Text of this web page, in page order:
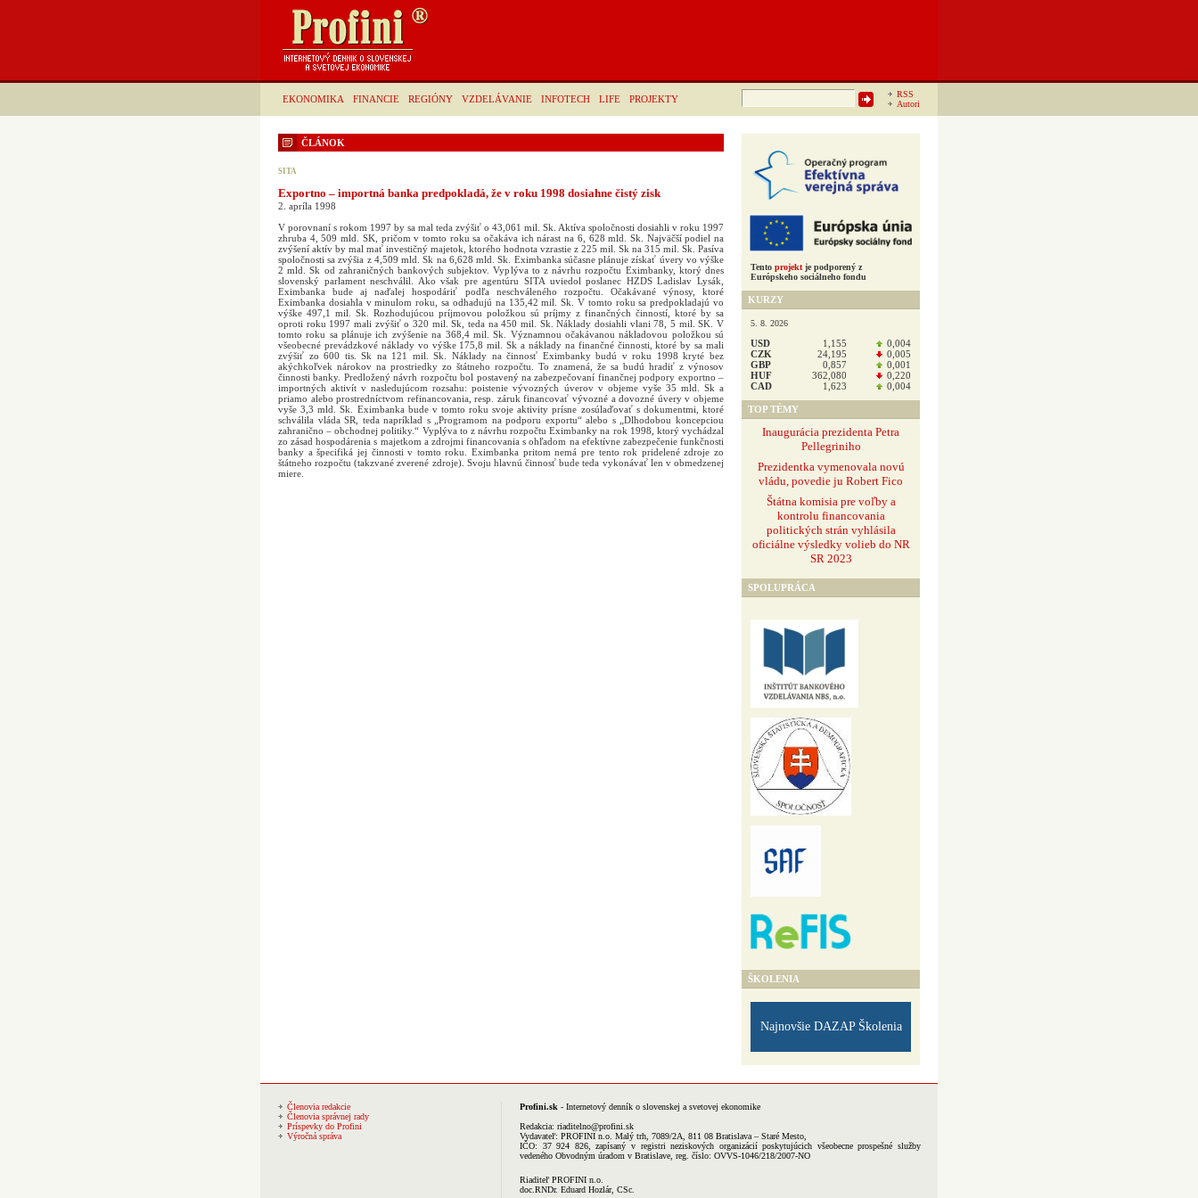
EKONOMIKA FINANCIE REGIÓNY VZDELÁVANIE INFOTECH LIFE PROJEKTY
RSS
Autori
Hľadať:
ČLÁNOK
SITA
Exportno – importná banka predpokladá, že v roku 1998 dosiahne čistý zisk
2. apríla 1998
V porovnaní s rokom 1997 by sa mal teda zvýšiť o 43,061 mil. Sk. Aktíva spoločnosti dosiahli v roku 1997
zhruba 4, 509 mld. SK, pričom v tomto roku sa očakáva ich nárast na 6, 628 mld. Sk. Najväčší podiel na
zvýšení aktív by mal mať investičný majetok, ktorého hodnota vzrastie z 225 mil. Sk na 315 mil. Sk. Pasíva
spoločnosti sa zvýšia z 4,509 mld. Sk na 6,628 mld. Sk. Eximbanka súčasne plánuje získať úvery vo výške
2 mld. Sk od zahraničných bankových subjektov. Vyplýva to z návrhu rozpočtu Eximbanky, ktorý dnes
slovenský parlament neschválil. Ako však pre agentúru SITA uviedol poslanec HZDS Ladislav Lysák,
Eximbanka bude aj naďalej hospodáriť podľa neschváleného rozpočtu. Očakávané výnosy, ktoré
Eximbanka dosiahla v minulom roku, sa odhadujú na 135,42 mil. Sk. V tomto roku sa predpokladajú vo
výške 497,1 mil. Sk. Rozhodujúcou príjmovou položkou sú príjmy z finančných činností, ktoré by sa
oproti roku 1997 mali zvýšiť o 320 mil. Sk, teda na 450 mil. Sk. Náklady dosiahli vlani 78, 5 mil. SK. V
tomto roku sa plánuje ich zvýšenie na 368,4 mil. Sk. Významnou očakávanou nákladovou položkou sú
všeobecné prevádzkové náklady vo výške 175,8 mil. Sk a náklady na finančné činnosti, ktoré by sa mali
zvýšiť zo 600 tis. Sk na 121 mil. Sk. Náklady na činnosť Eximbanky budú v roku 1998 kryté bez
akýchkoľvek nárokov na prostriedky zo štátneho rozpočtu. To znamená, že sa budú hradiť z výnosov
činnosti banky. Predložený návrh rozpočtu bol postavený na zabezpečovaní finančnej podpory exportno –
importných aktivít v nasledujúcom rozsahu: poistenie vývozných úverov v objeme vyše 35 mld. Sk a
priamo alebo prostredníctvom refinancovania, resp. záruk financovať vývozné a dovozné úvery v objeme
vyše 3,3 mld. Sk. Eximbanka bude v tomto roku svoje aktivity prísne zosúlaďovať s dokumentmi, ktoré
schválila vláda SR, teda napríklad s „Programom na podporu exportu“ alebo s „Dlhodobou koncepciou
zahranično – obchodnej politiky.“ Vyplýva to z návrhu rozpočtu Eximbanky na rok 1998, ktorý vychádzal
zo zásad hospodárenia s majetkom a zdrojmi financovania s ohľadom na efektívne zabezpečenie funkčnosti
banky a špecifiká jej činnosti v tomto roku. Eximbanka pritom nemá pre tento rok pridelené zdroje zo
štátneho rozpočtu (takzvané zverené zdroje). Svoju hlavnú činnosť bude teda vykonávať len v obmedzenej
miere.
Tento projekt je podporený z
Európskeho sociálneho fondu
KURZY
5. 8. 2026
USD 1,155
0,004
CZK
24,195
0,005
GBP
0,857
0,001
HUF
362,080
0,220
CAD
1,623 0,004
TOP TÉMY
Inaugurácia prezidenta Petra
Pellegriniho
Prezidentka vymenovala novú
vládu, povedie ju Robert Fico
Štátna komisia pre voľby a
kontrolu financovania
politických strán vyhlásila
oficiálne výsledky volieb do NR
SR 2023
SPOLUPRÁCA
ŠKOLENIA
Najnovšie DAZAP Školenia
Členovia redakcie
Členovia správnej rady
Príspevky do Profini
Výročná správa
Profini.sk - Internetový denník o slovenskej a svetovej ekonomike
Redakcia: riaditelno@profini.sk
Vydavateľ: PROFINI n.o. Malý trh, 7089/2A, 811 08 Bratislava – Staré Mesto,
IČO: 37 924 826, zapísaný v registri neziskových organizácií poskytujúcich všeobecne prospešné služby
vedeného Obvodným úradom v Bratislave, reg. číslo: OVVS-1046/218/2007-NO
Riaditeľ PROFINI n.o.
doc.RNDr. Eduard Hozlár, CSc.